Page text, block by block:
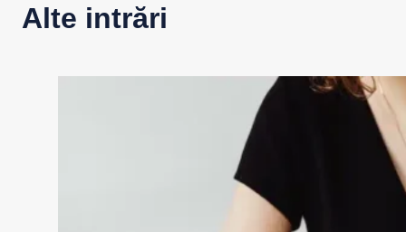
Alte intrări